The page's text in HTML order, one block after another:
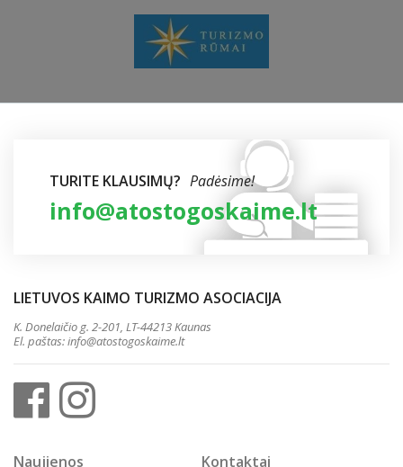
TURITE KLAUSIMŲ? Padėsime!
info@atostogoskaime.lt
LIETUVOS KAIMO TURIZMO ASOCIACIJA
K. Donelaičio g. 2-201, LT-44213 Kaunas
El. paštas:info@atostogoskaime.lt
Naujienos Kontaktai